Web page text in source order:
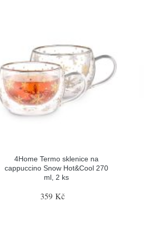
4Home Termo sklenice na
cappuccino Snow Hot&Cool 270
ml, 2 ks
359 Kč